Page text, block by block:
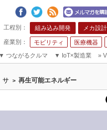
組み込み開発 メカ設計
モビリティ
医療機器
▼ つながるクルマ ▼ IoT×製造業 »
サ > 再生可能エネルギー